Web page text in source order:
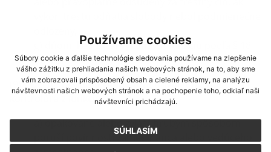
Používame cookies
Súbory cookie a ďalšie technológie sledovania používame na zlepšenie
vášho zážitku z prehliadania našich webových stránok, na to, aby sme
vám zobrazovali prispôsobený obsah a cielené reklamy, na analýzu
návštevnosti našich webových stránok a na pochopenie toho, odkiaľ naši
návštevníci prichádzajú.
SÚHLASÍM
g) dňom, keď začal vykonávať funkciu podľa § 18
ods. 2.
(9)Obecné zastupiteľstvo môže odvolať hlavného
kontrolóra z funkcie, ak
a) opakovane alebo zvlášť hrubým spôsobom
poruší povinnosti zamestnanca alebo vedúceho